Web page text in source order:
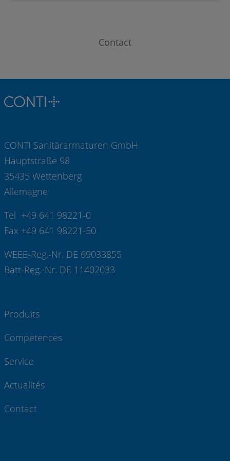
Contact
CONTI Sanitärarmaturen GmbH
Hauptstraße 98
35435 Wettenberg
Allemagne
Tel +49 641 98221-0
Fax +49 641 98221-50
WEEE-Reg.-Nr. DE 69033855
Batt-Reg.-Nr. DE 11402033
Produits
Competences
Service
Actualités
Contact